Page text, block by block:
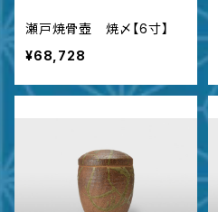
瀬戸焼骨壺 焼〆【6寸】
¥68,728